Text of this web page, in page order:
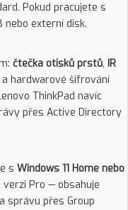
Pokud pracujete s
nebo externí disk.
čtečka otisků prstů, IR
a hardwarové šifrování
ThinkPad navíc
přes Active Directory
s Windows 11 Home nebo
Pro — obsahuje
správu přes Group